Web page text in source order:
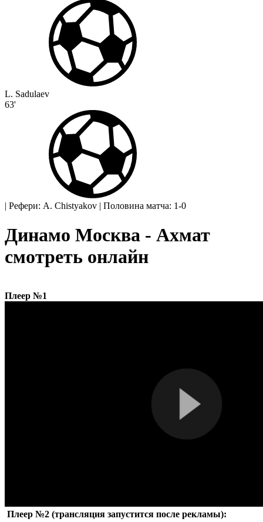
L. Sadulaev
63'
| Рефери: A. Chistyakov | Половина матча: 1-0
Динамо Москва - Ахмат
смотреть онлайн
Плеер №1
Плеер №2 (трансляция запустится после рекламы):